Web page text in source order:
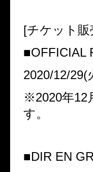
[チケット
■OFFICIAL
2020/12/29(
※2020年12
す。
■DIR EN